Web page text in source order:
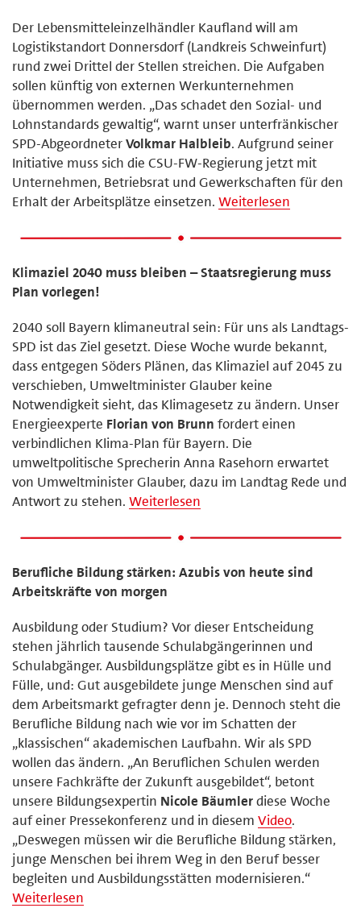
Der Lebensmitteleinzelhändler Kaufland will am
Logistikstandort Donnersdorf (Landkreis Schweinfurt)
rund zwei Drittel der Stellen streichen. Die Aufgaben
sollen künftig von externen Werkunternehmen
übernommen werden. „Das schadet den Sozial- und
Lohnstandards gewaltig“, warnt unser unterfränkischer
SPD-AbgeordneterVolkmar Halbleib. Aufgrund seiner
Initiative muss sich die CSU-FW-Regierung jetzt mit
Unternehmen, Betriebsrat und Gewerkschaften für den
Erhalt der Arbeitsplätze einsetzen. Weiterlesen
Klimaziel 2040 muss bleiben – Staatsregierung muss
Plan vorlegen!
2040 soll Bayern klimaneutral sein: Für uns als Landtags-
SPD ist das Ziel gesetzt. Diese Woche wurde bekannt,
dass entgegen Söders Plänen, das Klimaziel auf 2045 zu
verschieben, Umweltminister Glauber keine
Notwendigkeit sieht, das Klimagesetz zu ändern. Unser
Energieexperte Florian von Brunn fordert einen
verbindlichen Klima-Plan für Bayern. Die
umweltpolitische Sprecherin Anna Rasehorn erwartet
von Umweltminister Glauber, dazu im Landtag Rede und
Antwort zu stehen. Weiterlesen
Berufliche Bildung stärken: Azubis von heute sind
Arbeitskräfte von morgen
Ausbildung oder Studium? Vor dieser Entscheidung
stehen jährlich tausende Schulabgängerinnen und
Schulabgänger. Ausbildungsplätze gibt es in Hülle und
Fülle, und: Gut ausgebildete junge Menschen sind auf
dem Arbeitsmarkt gefragter denn je. Dennoch steht die
Berufliche Bildung nach wie vor im Schatten der
„klassischen“ akademischen Laufbahn. Wir als SPD
wollen das ändern. „An Beruflichen Schulen werden
unsere Fachkräfte der Zukunft ausgebildet“, betont
unsere Bildungsexpertin Nicole Bäumlerdiese Woche
auf einer Pressekonferenz und in diesem Video.
„Deswegen müssen wir die Berufliche Bildung stärken,
junge Menschen bei ihrem Weg in den Beruf besser
begleiten und Ausbildungsstätten modernisieren.“
Weiterlesen